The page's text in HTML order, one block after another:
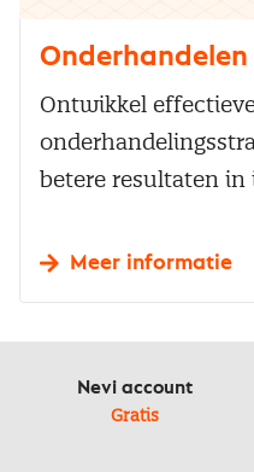
Onderhandelen
Ontwikkel
betere resultaten in
Meer informatie
Nevi account
Gratis